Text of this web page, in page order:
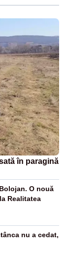
în paragină
O nouă
Realitatea
nu a cedat,